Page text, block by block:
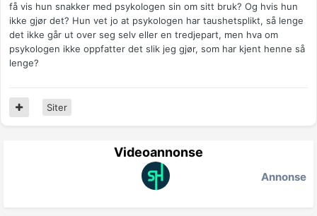
få vis hun snakker med psykologen sin om sitt bruk? Og hvis hun
ikke gjør det? Hun vet jo at psykologen har taushetsplikt, så lenge
det ikke går ut over seg selv eller en tredjepart, men hva om
psykologen ikke oppfatter det slik jeg gjør, som har kjent henne så
lenge?
Siter
Videoannonse
Annonse